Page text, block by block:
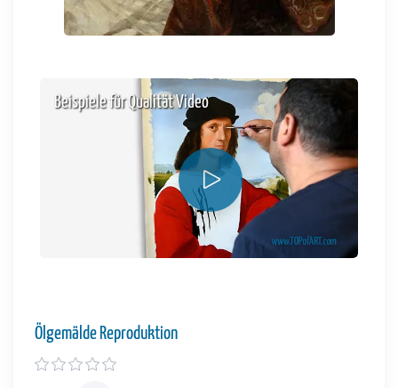
Beispiele für Qualität Video
Ölgemälde Reproduktion